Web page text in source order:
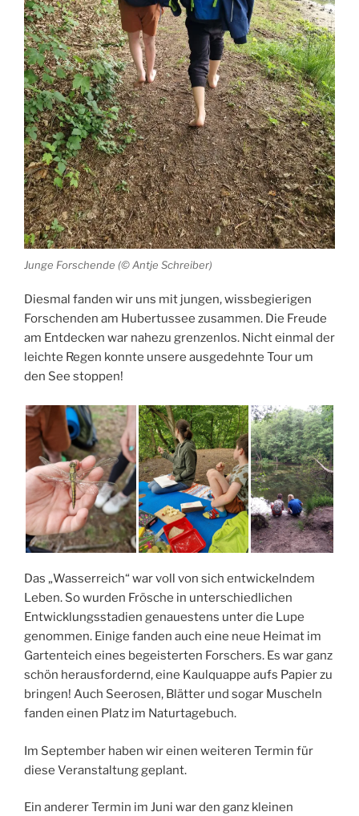
Junge Forschende (© Antje Schreiber)
Diesmal fanden wir uns mit jungen, wissbegierigen
Forschenden am Hubertussee zusammen. Die Freude
am Entdecken war nahezu grenzenlos. Nicht einmal der
leichte Regen konnte unsere ausgedehnte Tour um
den See stoppen!
Das „Wasserreich“ war voll von sich entwickelndem
Leben. So wurden Frösche in unterschiedlichen
Entwicklungsstadien genauestens unter die Lupe
genommen. Einige fanden auch eine neue Heimat im
Gartenteich eines begeisterten Forschers. Es war ganz
schön herausfordernd, eine Kaulquappe aufs Papier zu
bringen! Auch Seerosen, Blätter und sogar Muscheln
fanden einen Platz im Naturtagebuch.
Im September haben wir einen weiteren Termin für
diese Veranstaltung geplant.
Ein anderer Termin im Juni war den ganz kleinen